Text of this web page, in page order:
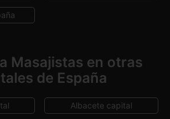
Sevilla
Tenerife
Masajistas en otras
de España
Albacete capital